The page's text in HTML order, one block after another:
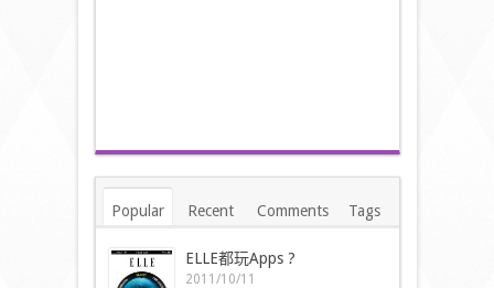
Popular Recent Comments Tags
ELLE都玩Apps ?
2011/10/11